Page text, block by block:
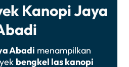
Kanopi Jaya
Abadi menampilkan
bengkel las kanopi